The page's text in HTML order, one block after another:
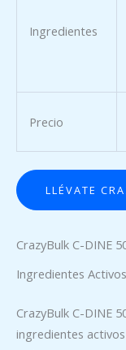
Ingredientes
Precio
LLÉVATE
CrazyBulk C-DINE
Ingredientes Activos
CrazyBulk C-DINE
ingredientes